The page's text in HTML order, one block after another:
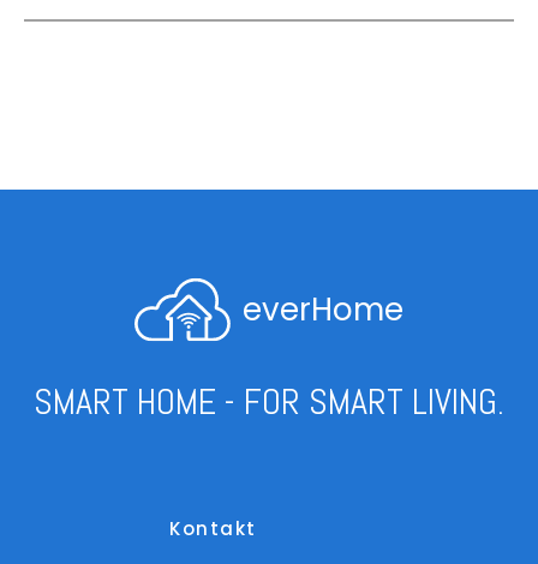
everHome
SMART HOME - FOR SMART LIVING.
Kontakt